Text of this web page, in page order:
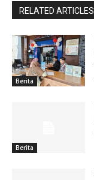
RELATED ARTICLES
Berita
Berita